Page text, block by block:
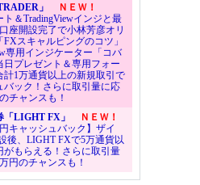
」
ＮＥＷ！
ト＆TradingViewインジと最
座開設完了で小林芳彦オリ
スキャルピングのコツ」
専用インジケーター「コバ
日プレゼント＆専用フォー
計1万通貨以上の新規取引で
バック！さらに取引量に応
チャンスも！
「LIGHT FX」
ＮＥＷ！
円キャッシュバック】ザイ
後、LIGHT FXで5万通貨以
がもらえる！さらに取引量
円のチャンスも！